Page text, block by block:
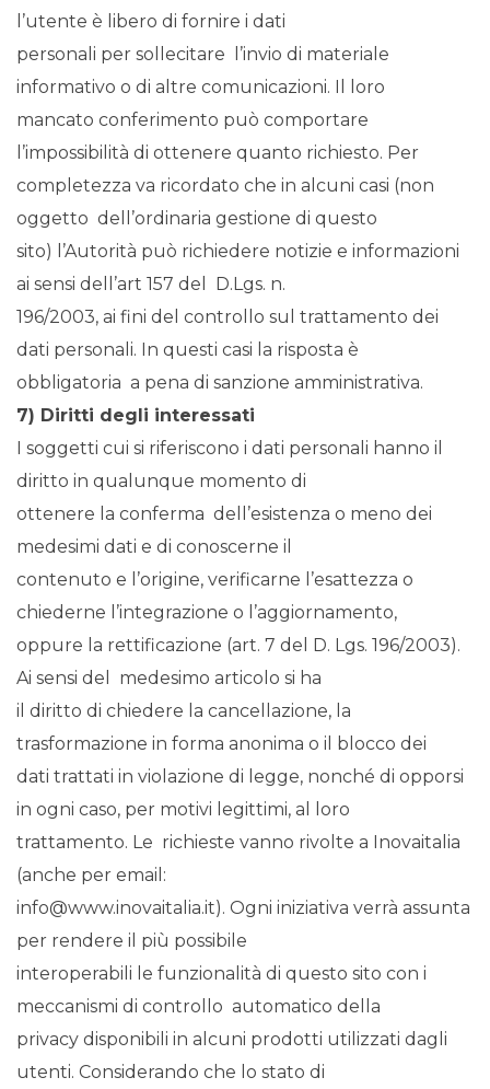
l’utente è libero di fornire i dati
personali per sollecitare l’invio di materiale
informativo o di altre comunicazioni. Il loro
mancato conferimento può comportare
l’impossibilità di ottenere quanto richiesto. Per
completezza va ricordato che in alcuni casi (non
oggetto dell’ordinaria gestione di questo
sito) l’Autorità può richiedere notizie e informazioni
ai sensi dell’art 157 del D.Lgs. n.
196/2003, ai fini del controllo sul trattamento dei
dati personali. In questi casi la risposta è
obbligatoria a pena di sanzione amministrativa.
7) Diritti degli interessati
I soggetti cui si riferiscono i dati personali hanno il
diritto in qualunque momento di
ottenere la conferma dell’esistenza o meno dei
medesimi dati e di conoscerne il
contenuto e l’origine, verificarne l’esattezza o
chiederne l’integrazione o l’aggiornamento,
oppure la rettificazione (art. 7 del D. Lgs. 196/2003).
Ai sensi del medesimo articolo si ha
il diritto di chiedere la cancellazione, la
trasformazione in forma anonima o il blocco dei
dati trattati in violazione di legge, nonché di opporsi
in ogni caso, per motivi legittimi, al loro
trattamento. Le richieste vanno rivolte a Inovaitalia
(anche per email:
info@www.inovaitalia.it). Ogni iniziativa verrà assunta
per rendere il più possibile
interoperabili le funzionalità di questo sito con i
meccanismi di controllo automatico della
privacy disponibili in alcuni prodotti utilizzati dagli
utenti. Considerando che lo stato di